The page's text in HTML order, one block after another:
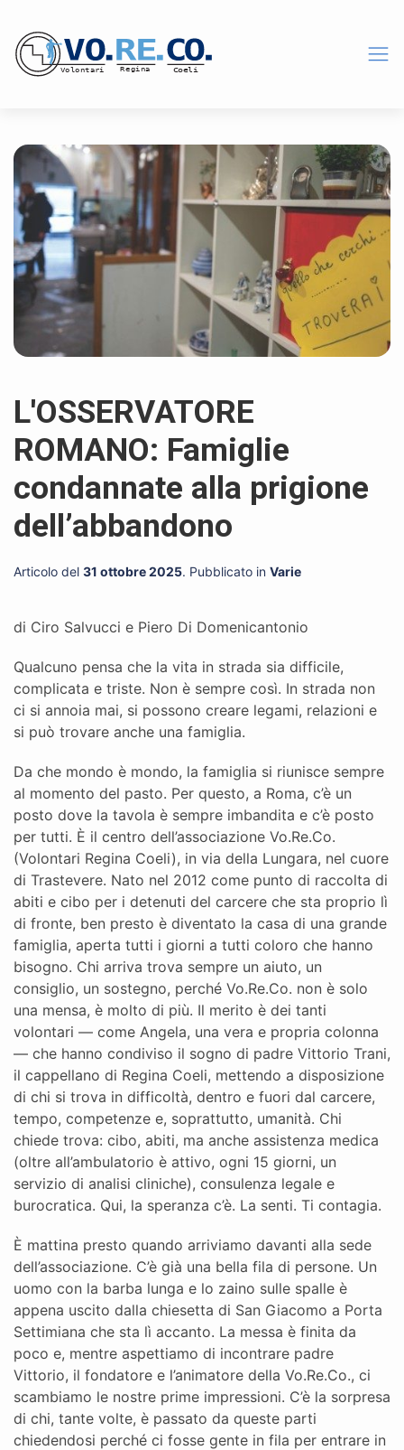
L'OSSERVATORE
ROMANO: Famiglie
condannate alla prigione
dell’abbandono
Articolo del 31 ottobre 2025. Pubblicato in Varie
di Ciro Salvucci e Piero Di Domenicantonio
Qualcuno pensa che la vita in strada sia difficile,
complicata e triste. Non è sempre così. In strada non
ci si annoia mai, si possono creare legami, relazioni e
si può trovare anche una famiglia.
Da che mondo è mondo, la famiglia si riunisce sempre
al momento del pasto. Per questo, a Roma, c’è un
posto dove la tavola è sempre imbandita e c’è posto
per tutti. È il centro dell’associazione Vo.Re.Co.
(Volontari Regina Coeli), in via della Lungara, nel cuore
di Trastevere. Nato nel 2012 come punto di raccolta di
abiti e cibo per i detenuti del carcere che sta proprio lì
di fronte, ben presto è diventato la casa di una grande
famiglia, aperta tutti i giorni a tutti coloro che hanno
bisogno. Chi arriva trova sempre un aiuto, un
consiglio, un sostegno, perché Vo.Re.Co. non è solo
una mensa, è molto di più. Il merito è dei tanti
volontari — come Angela, una vera e propria colonna
— che hanno condiviso il sogno di padre Vittorio Trani,
il cappellano di Regina Coeli, mettendo a disposizione
di chi si trova in difficoltà, dentro e fuori dal carcere,
tempo, competenze e, soprattutto, umanità. Chi
chiede trova: cibo, abiti, ma anche assistenza medica
(oltre all’ambulatorio è attivo, ogni 15 giorni, un
servizio di analisi cliniche), consulenza legale e
burocratica. Qui, la speranza c’è. La senti. Ti contagia.
È mattina presto quando arriviamo davanti alla sede
dell’associazione. C’è già una bella fila di persone. Un
uomo con la barba lunga e lo zaino sulle spalle è
appena uscito dalla chiesetta di San Giacomo a Porta
Settimiana che sta lì accanto. La messa è finita da
poco e, mentre aspettiamo di incontrare padre
Vittorio, il fondatore e l’animatore della Vo.Re.Co., ci
scambiamo le nostre prime impressioni. C’è la sorpresa
di chi, tante volte, è passato da queste parti
chiedendosi perché ci fosse gente in fila per entrare in